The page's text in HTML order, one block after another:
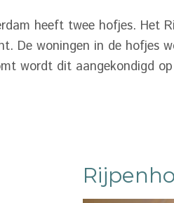
heeft twee hofjes. Het
De woningen in de hofjes
wordt dit aangekondigd